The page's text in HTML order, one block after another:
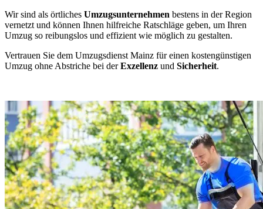
Wir sind als örtliches Umzugsunternehmen bestens in der Region
vernetzt und können Ihnen hilfreiche Ratschläge geben, um Ihren
Umzug so reibungslos und effizient wie möglich zu gestalten.
Vertrauen Sie dem Umzugsdienst Mainz für einen kostengünstigen
Umzug ohne Abstriche bei derExzellenz und Sicherheit.